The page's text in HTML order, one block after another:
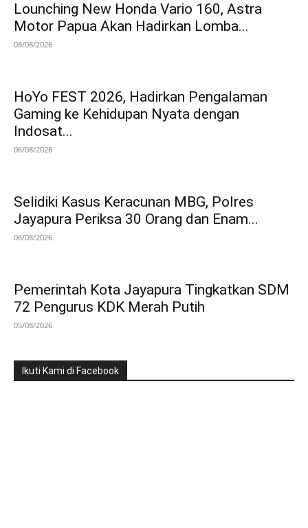
Lounching New Honda Vario 160, Astra
Motor Papua Akan Hadirkan Lomba...
08/08/2026
HoYo FEST 2026, Hadirkan Pengalaman
Gaming ke Kehidupan Nyata dengan
Indosat...
06/08/2026
Selidiki Kasus Keracunan MBG, Polres
Jayapura Periksa 30 Orang dan Enam...
06/08/2026
Pemerintah Kota Jayapura Tingkatkan SDM
72 Pengurus KDK Merah Putih
05/08/2026
Ikuti Kami di Facebook